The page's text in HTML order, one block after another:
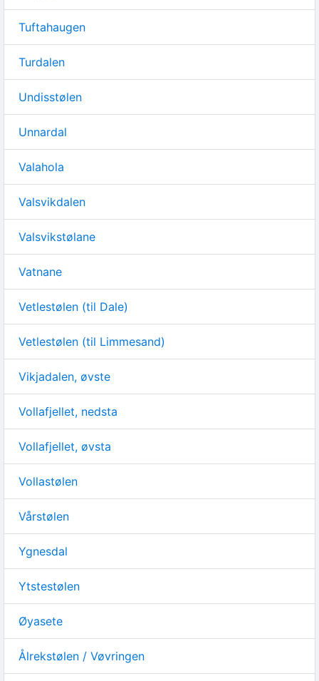
Tuftahaugen
Turdalen
Undisstølen
Unnardal
Valahola
Valsvikdalen
Valsvikstølane
Vatnane
Vetlestølen (til Dale)
Vetlestølen (til Limmesand)
Vikjadalen, øvste
Vollafjellet, nedsta
Vollafjellet, øvsta
Vollastølen
Vårstølen
Ygnesdal
Ytstestølen
Øyasete
Ålrekstølen / Vøvringen